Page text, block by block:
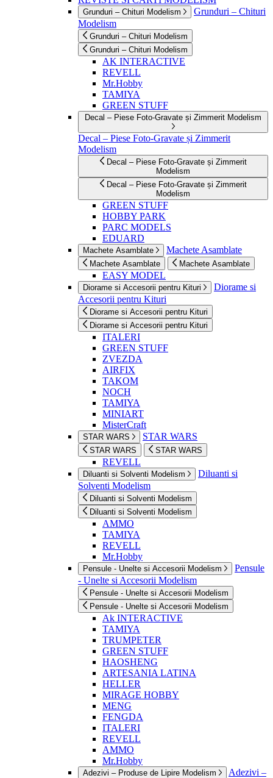
Grunduri – Chituri Modelism
Grunduri – Chituri
Modelism
Grunduri – Chituri Modelism
Grunduri – Chituri Modelism
AK INTERACTIVE
REVELL
Mr.Hobby
TAMIYA
GREEN STUFF
Decal – Piese Foto-Gravate și Zimmerit Modelism
Decal – Piese Foto-Gravate și Zimmerit
Modelism
Decal – Piese Foto-Gravate și Zimmerit
Modelism
Decal – Piese Foto-Gravate și Zimmerit
Modelism
GREEN STUFF
HOBBY PARK
PARC MODELS
EDUARD
Machete Asamblate Machete Asamblate
Machete Asamblate Machete Asamblate
EASY MODEL
Diorame si Accesorii pentru Kituri
Diorame si
Accesorii pentru Kituri
Diorame si Accesorii pentru Kituri
Diorame si Accesorii pentru Kituri
ITALERI
GREEN STUFF
ZVEZDA
AIRFIX
TAKOM
NOCH
TAMIYA
MINIART
MisterCraft
STAR WARS STAR WARS
STAR WARS STAR WARS
REVELL
Diluanti si Solventi Modelism
Diluanti si
Solventi Modelism
Diluanti si Solventi Modelism
Diluanti si Solventi Modelism
AMMO
TAMIYA
REVELL
Mr.Hobby
Pensule - Unelte si Accesorii Modelism
Pensule
- Unelte si Accesorii Modelism
Pensule - Unelte si Accesorii Modelism
Pensule - Unelte si Accesorii Modelism
Ak INTERACTIVE
TAMIYA
TRUMPETER
GREEN STUFF
HAOSHENG
ARTESANIA LATINA
HELLER
MIRAGE HOBBY
MENG
FENGDA
ITALERI
REVELL
AMMO
Mr.Hobby
Adezivi – Produse de Lipire Modelism
Adezivi –